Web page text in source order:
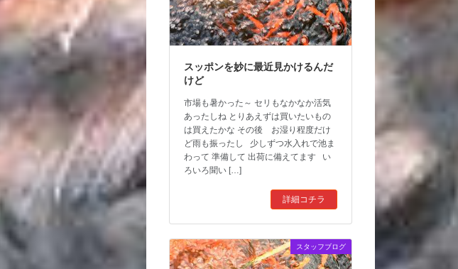
スッポンを妙に最近見かけるんだ
けど
市場も暑かった～ セリもなかなか活気
あったしね とりあえずは買いたいもの
は買えたかな その後 お湿り程度だけ
ど雨も振ったし 少しずつ水入れで池ま
わって 準備して 出荷に備えてます い
ろいろ聞い […]
詳細コチラ
スタッフブログ